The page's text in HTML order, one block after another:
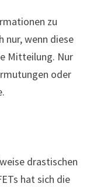
zu
nur, wenn diese
Mitteilung. Nur
oder
drastischen
hat sich die